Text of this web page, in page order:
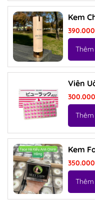
Kem
50
Viên
Nhật
Kem
Trị